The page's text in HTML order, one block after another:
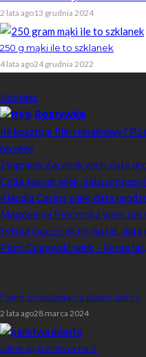
2 lata ago13 grudnia 2024
250 g mąki ile to szklanek
4 lata ago24 grudnia 2022
Kontakt
Rozrywka
Ile kosztuje film reklamowy?
na cenę
Zbigniew Zaranek wiek, data
Celia Jaunat wiek, data
Klaudia Carlos wiek, data
Magdalena Pieczonka wiek,
Sylwia Gaczorek ile ma lat,
Piotr Cugowski wiek – ile ma
Fajne powitania na dzień dobry
2 lata ago28 marca 2024
Jakie są państwa na Z